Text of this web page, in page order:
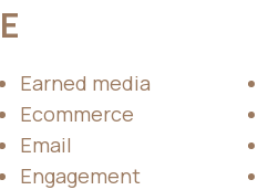
E
Earned media
Ecommerce
Email
Engagement